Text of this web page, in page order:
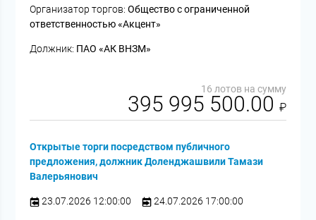
Организатор торгов:Общество с ограниченной
ответственностью «Акцент»
Должник: ПАО «АК ВНЗМ»
16 лотов на сумму
395 995 500.00 ₽
Открытые торги посредством публичного
предложения, должник Доленджашвили Тамази
Валерьянович
23.07.2026 12:00:00 24.07.2026 17:00:00